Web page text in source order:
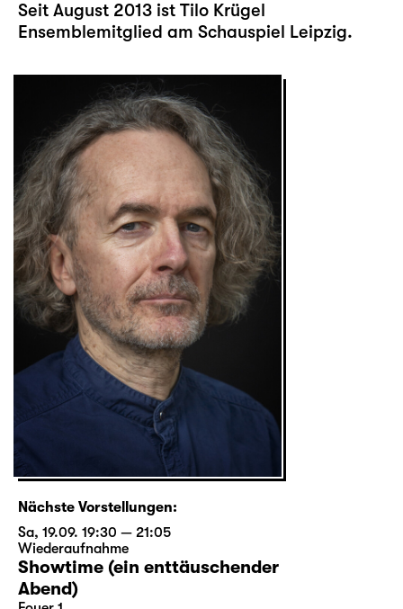
Seit August 2013 ist Tilo Krügel
Ensemblemitglied am Schauspiel Leipzig.
Nächste Vorstellungen:
Sa, 19.09. 19:30 — 21:05
Wiederaufnahme
Showtime (ein enttäuschender
Abend)